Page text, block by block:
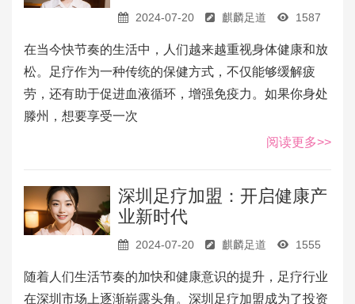
2024-07-20 麒麟足道 1587
在当今快节奏的生活中，人们越来越重视身体健康和放
松。足疗作为一种传统的保健方式，不仅能够缓解疲
劳，还有助于促进血液循环，增强免疫力。如果你身处
滕州，想要享受一次
阅读更多>>
深圳足疗加盟：开启健康产
业新时代
2024-07-20 麒麟足道 1555
随着人们生活节奏的加快和健康意识的提升，足疗行业
在深圳市场上逐渐崭露头角。深圳足疗加盟成为了投资